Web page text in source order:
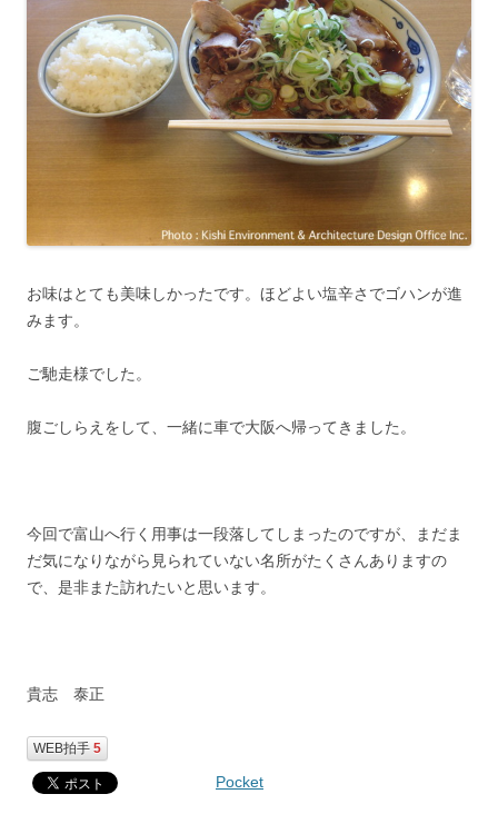
お味はとても美味しかったです。ほどよい塩辛さでゴハンが進
みます。
ご馳走様でした。
腹ごしらえをして、一緒に車で大阪へ帰ってきました。
今回で富山へ行く用事は一段落してしまったのですが、まだま
だ気になりながら見られていない名所がたくさんありますの
で、是非また訪れたいと思います。
貴志 泰正
WEB拍手 5
Pocket